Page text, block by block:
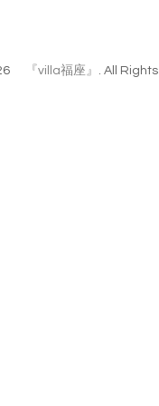
『villa福座』 . All